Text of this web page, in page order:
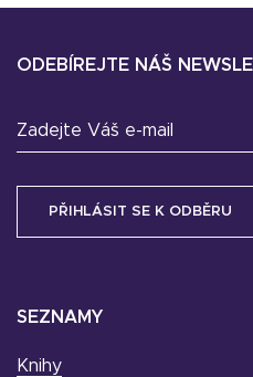
SEZNAMY
Knihy
ODEBÍREJTE NÁŠ
Zadejte Váš e-mail